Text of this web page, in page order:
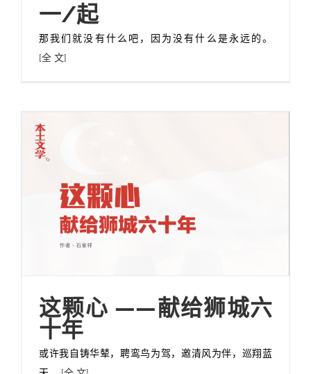
一/起
那我们就没有什么吧，因为没有什么是永远的。
[全 文]
这颗心 ——献给狮城六
十年
或许我自铸华辇，聘鸾鸟为驾，邀清风为伴，巡翔蓝